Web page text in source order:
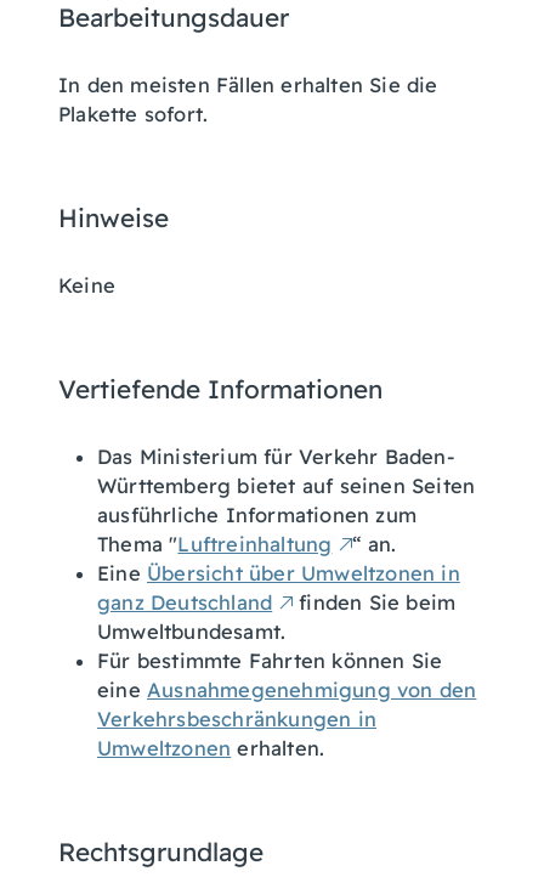
Bearbeitungsdauer
In den meisten Fällen erhalten Sie die
Plakette sofort.
Hinweise
Keine
Vertiefende Informationen
Das Ministerium für Verkehr Baden-
Württemberg bietet auf seinen Seiten
ausführliche Informationen zum
Thema "Luftreinhaltung
“ an.
Eine Übersicht über Umweltzonen in
ganz Deutschland
finden Sie beim
Umweltbundesamt.
Für bestimmte Fahrten können Sie
eine Ausnahmegenehmigung von den
Verkehrsbeschränkungen in
Umweltzonen erhalten.
Rechtsgrundlage